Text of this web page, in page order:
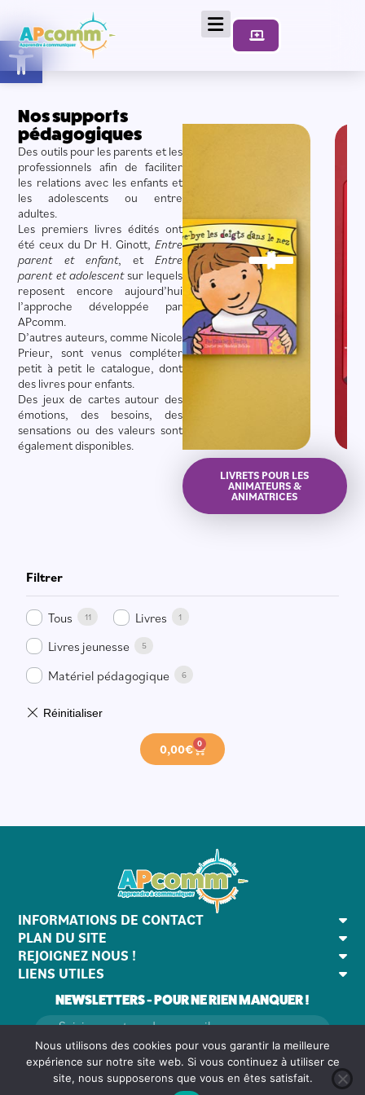
Ouvrir la barre d’outils
Nos supports
pédagogiques
Des outils pour les parents et les
professionnels afin de faciliter
les relations avec les enfants et
les adolescents ou entre
adultes.
Les premiers livres édités ont
été ceux du Dr H. Ginott, Entre
parent et enfant, et Entre
parent et adolescent sur lequels
reposent encore aujourd’hui
l’approche développée par
APcomm.
D’autres auteurs, comme Nicole
Prieur, sont venus compléter
petit à petit le catalogue, dont
des livres pour enfants.
Des jeux de cartes autour des
émotions, des besoins, des
sensations ou des valeurs sont
également disponibles.
LIVRETS POUR LES
ANIMATEURS &
ANIMATRICES
Filtrer
Tous 11 Livres 1
Livres jeunesse 5
Matériel pédagogique 6
0,00€ 0
INFORMATIONS DE CONTACT
PLAN DU SITE
REJOIGNEZ NOUS !
LIENS UTILES
NEWSLETTERS - POUR NE RIEN MANQUER !
Nous utilisons des cookies pour vous garantir la meilleure
expérience sur notre site web. Si vous continuez à utiliser ce
site, nous supposerons que vous en êtes satisfait.